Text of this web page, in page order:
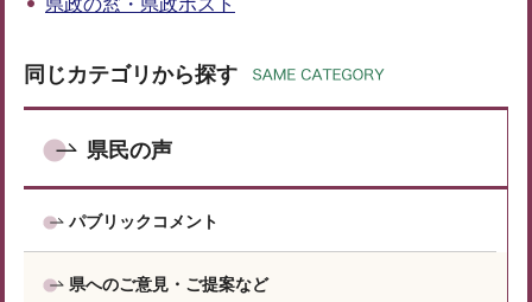
県政の窓・県政ポスト
同じカテゴリから探す
県民の声
パブリックコメント
県へのご意見・ご提案など